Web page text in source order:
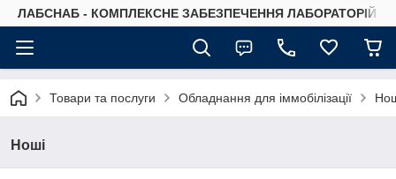
ЛАБСНАБ - КОМПЛЕКСНЕ ЗАБЕЗПЕЧЕННЯ ЛАБОРАТОРІЙ
Товари та послуги Обладнання для іммобілізації
Ноші